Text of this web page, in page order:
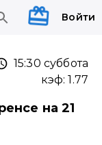
Войти
15:30 суббота
кэф:1.77
на 21